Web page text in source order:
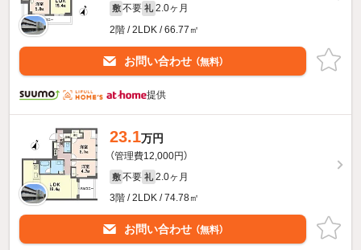
敷 不要 礼 2.0ヶ月
2階 / 2LDK / 66.77㎡
お問い合わせ （無料）
提供
23.1万円
（管理費12,000円）
敷 不要 礼 2.0ヶ月
3階 / 2LDK / 74.78㎡
お問い合わせ （無料）